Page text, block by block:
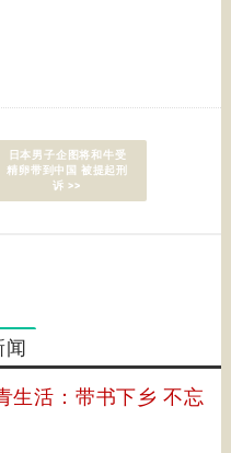
日本男子企图将和牛受
精卵带到中国 被提起刑
诉 >>
闻
生活：带书下乡 不忘